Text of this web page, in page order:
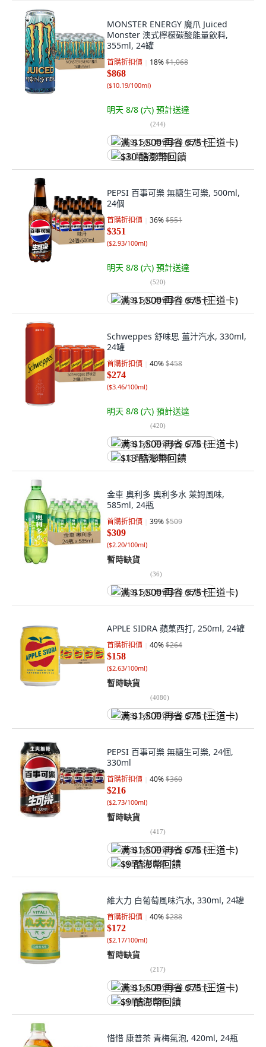
MONSTER ENERGY 魔爪 Juiced
Monster 澳式檸檬碳酸能量飲料,
355ml, 24罐
首購折扣價 18%$1,068
$868
($10.19/100ml)
明天 8/8 (六) 預計送達
(244)
满 $1,500 再省 $75 (王道卡)
$30 酷澎幣回饋
PEPSI 百事可樂 無糖生可樂, 500ml,
24個
首購折扣價 36%$551
$351
($2.93/100ml)
明天 8/8 (六) 預計送達
(520)
满 $1,500 再省 $75 (王道卡)
Schweppes 舒味思 薑汁汽水, 330ml,
24罐
首購折扣價 40%$458
$274
($3.46/100ml)
明天 8/8 (六) 預計送達
(420)
满 $1,500 再省 $75 (王道卡)
$13 酷澎幣回饋
金車 奧利多 奧利多水 萊姆風味,
585ml, 24瓶
首購折扣價 39%$509
$309
($2.20/100ml)
暫時缺貨
(36)
满 $1,500 再省 $75 (王道卡)
APPLE SIDRA 蘋菓西打, 250ml, 24罐
首購折扣價 40%$264
$158
($2.63/100ml)
暫時缺貨
(4080)
满 $1,500 再省 $75 (王道卡)
PEPSI 百事可樂 無糖生可樂, 24個,
330ml
首購折扣價 40%$360
$216
($2.73/100ml)
暫時缺貨
(417)
满 $1,500 再省 $75 (王道卡)
$9 酷澎幣回饋
維大力 白葡萄風味汽水, 330ml, 24罐
首購折扣價 40%$288
$172
($2.17/100ml)
暫時缺貨
(217)
满 $1,500 再省 $75 (王道卡)
$9 酷澎幣回饋
惜惜 康普茶 青梅氣泡, 420ml, 24瓶